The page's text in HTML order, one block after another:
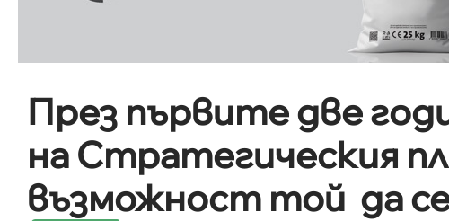
През първите две
на Стратегическия
възможност той да